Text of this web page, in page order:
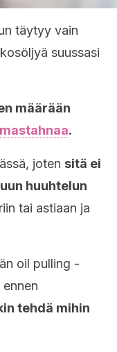
täytyy vain
suussasi
määrään
.
joten sitä ei
huuhtelun
tai astiaan ja
oil pulling -
tehdä mihin